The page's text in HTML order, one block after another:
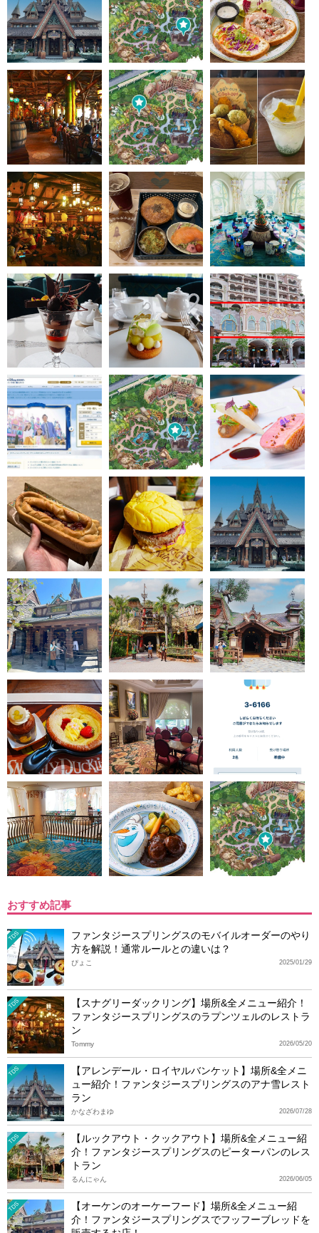
おすすめ記事
TDS
ファンタジースプリングスのモバイルオーダーのやり
方を解説！通常ルールとの違いは？
2025/01/29
ぴょこ
TDS
【スナグリーダックリング】場所&全メニュー紹介！
ファンタジースプリングスのラプンツェルのレストラ
ン
2026/05/20
Tommy
TDS
【アレンデール・ロイヤルバンケット】場所&全メニ
ュー紹介！ファンタジースプリングスのアナ雪レスト
ラン
2026/07/28
かなざわまゆ
TDS
【ルックアウト・クックアウト】場所&全メニュー紹
介！ファンタジースプリングスのピーターパンのレス
トラン
2026/06/05
るんにゃん
TDS
【オーケンのオーケーフード】場所&全メニュー紹
介！ファンタジースプリングスでフッフーブレッドを